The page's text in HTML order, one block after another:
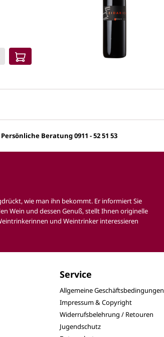
Unsere Vorteile
Persönliche Beratung0911 - 52 51 53
wie man ihn bekommt. Er informiert Sie
Wein und dessen Genuß, stellt Ihnen originelle
und Weintrinker interessieren
Service
Allgemeine Geschäftsbedingungen
Impressum & Copyright
Widerrufsbelehrung / Retouren
Jugendschutz